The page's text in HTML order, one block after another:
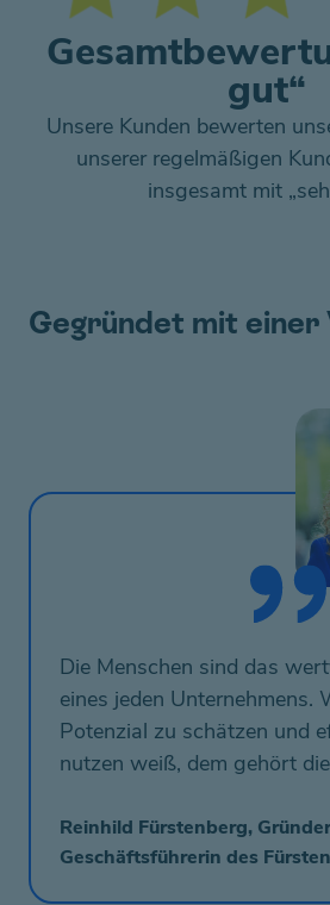
gut“
Unsere Kunden bewerten
unserer regelmäßigen
insgesamt mit
Gegründet mit einer
Die Menschen sind das
eines jeden Unternehmens.
Potenzial zu schätzen und
nutzen weiß, dem gehört
Reinhild Fürstenberg,
Geschäftsführerin des